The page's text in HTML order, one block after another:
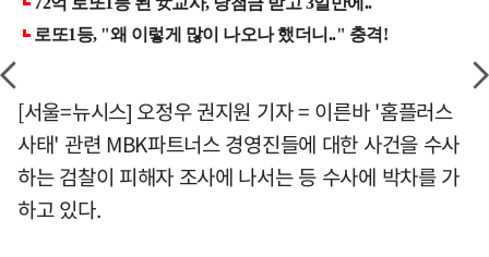
[서울=뉴시스] 오정우 권지원 기자 = 이른바 '홈플러스
사태' 관련 MBK파트너스 경영진들에 대한 사건을 수사
하는 검찰이 피해자 조사에 나서는 등 수사에 박차를 가
하고 있다.